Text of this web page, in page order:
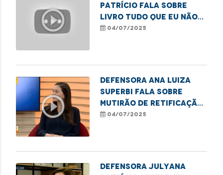
play_circle_outline
Patrício fala sobre
livro Tudo Que Eu Não
Disse, do projeto
04/07/2025
play_circle_outline
Defensora Ana Luiza
Superbi fala sobre
mutirão de retificação
de nome e sexo em
04/07/2025
Defensora Julyana